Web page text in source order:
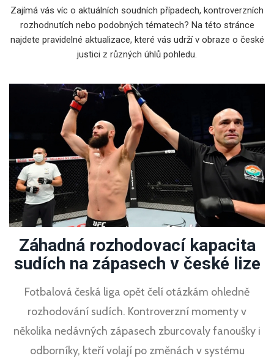
Zajímá vás víc o aktuálních soudních případech, kontroverzních
rozhodnutích nebo podobných tématech? Na této stránce
najdete pravidelné aktualizace, které vás udrží v obraze o české
justici z různých úhlů pohledu.
Záhadná rozhodovací kapacita
sudích na zápasech v české lize
Fotbalová česká liga opět čelí otázkám ohledně
rozhodování sudích. Kontroverzní momenty v
několika nedávných zápasech zburcovaly fanoušky i
odborníky, kteří volají po změnách v systému